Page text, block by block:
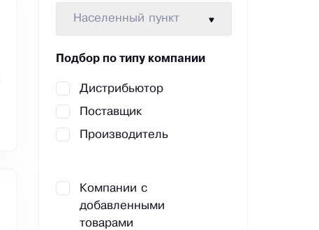
Населенный пункт
Подбор по типу компании
Дистрибьютор
Поставщик
Производитель
Компании с
добавленными
товарами